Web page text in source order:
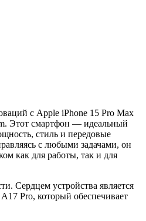
с Apple iPhone 15 Pro Max
Этот смартфон — идеальный
стиль и передовые
с любыми задачами, он
как для работы, так и для
Сердцем устройства является
Pro, который обеспечивает